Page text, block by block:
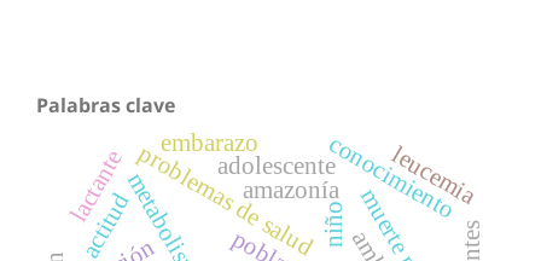
Palabras clave
problemas de salud
amazonía
metabolismo
embarazo conocimiento
actitud
adolescente
niño
lactante leucemia